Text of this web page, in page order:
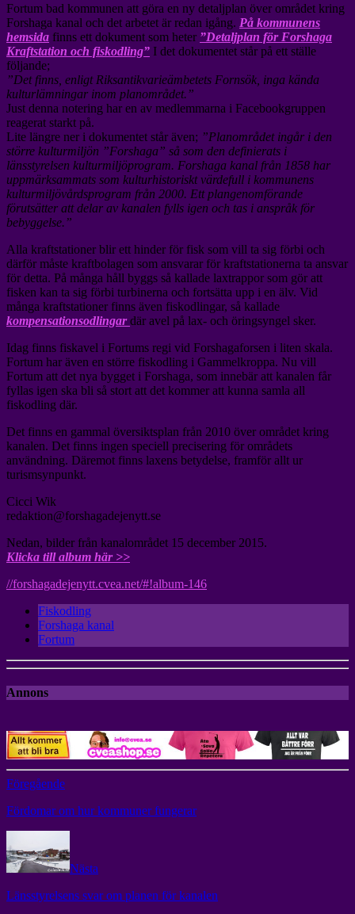
Fortum bad kommunen att göra en ny detaljplan över området kring
Forshaga kanal och det arbetet är redan igång. På kommunens
hemsida finns ett dokument som heter ”Detaljplan för Forshaga
Kraftstation och fiskodling” I det dokumentet står på ett ställe
följande;
”Det finns, enligt Riksantikvarieämbetets Fornsök, inga kända
kulturlämningar inom planområdet.”
Just denna notering har en av medlemmarna i Facebookgruppen
reagerat starkt på.
Lite längre ner i dokumentet står även; ”Planområdet ingår i den
större kulturmiljön ”Forshaga” så som den definierats i
länsstyrelsen kulturmiljöprogram. Forshaga kanal från 1858 har
uppmärksammats som kulturhistoriskt värdefull i kommunens
kulturmiljövårdsprogram från 2000. Ett plangenomförande
förutsätter att delar av kanalen fylls igen och tas i anspråk för
bebyggelse.”
Alla kraftstationer blir ett hinder för fisk som vill ta sig förbi och
därför måste kraftbolagen som ansvarar för kraftstationerna ta ansvar
för detta. På många håll byggs så kallade laxtrappor som gör att
fisken kan ta sig förbi turbinerna och fortsätta upp i en älv. Vid
många kraftstationer finns även fiskodlingar, så kallade
kompensationsodlingar där avel på lax- och öringsyngel sker.
Idag finns fiskavel i Fortums regi vid Forshagaforsen i liten skala.
Fortum har även en större fiskodling i Gammelkroppa. Nu vill
Fortum att det nya bygget i Forshaga, som innebär att kanalen får
fyllas igen ska bli så stort att det kommer att kunna samla all
fiskodling där.
Det finns en gammal översiktsplan från 2010 över området kring
kanalen. Det finns ingen speciell precisering för områdets
användning. Däremot finns laxens betydelse, framför allt ur
turismsynpunkt.
Cicci Wik
redaktion@forshagadejenytt.se
Nedan, bilder från kanalområdet 15 december 2015.
Klicka till album här >>
//forshagadejenytt.cvea.net/#!album-146
Fiskodling
Forshaga kanal
Fortum
Annons
Föregående
Fördomar om hur kommuner fungerar
Nästa
Länsstyrelsens svar om planen för kanalen